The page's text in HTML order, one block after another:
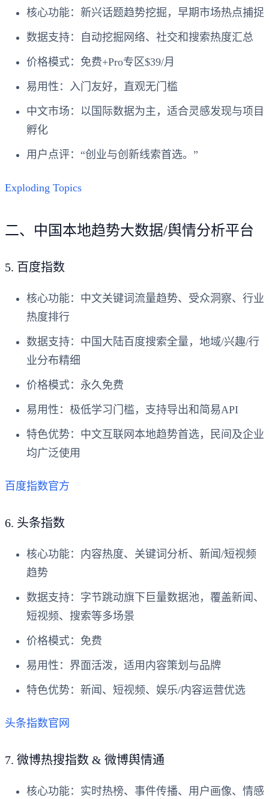
核心功能：新兴话题趋势挖掘，早期市场热点捕捉
数据支持：自动挖掘网络、社交和搜索热度汇总
价格模式：免费+Pro专区$39/月
易用性 ：入门友好，直观无门槛
中文市场 ：以国际数据为主，适合灵感发现与项目
孵化
用户点评：“创业与创新线索首选。”
Exploding Topics
二、中国本地趋势大数据/舆情分析平台
5. 百度指数
核心功能：中文关键词流量趋势、受众洞察、行业
热度排行
数据支持：中国大陆百度搜索全量，地域/兴趣/行
业分布精细
价格模式：永久免费
易用性 ：极低学习门槛，支持导出和简易API
特色优势：中文互联网本地趋势首选，民间及企业
均广泛使用
百度指数官方
6. 头条指数
核心功能：内容热度、关键词分析、新闻/短视频
趋势
数据支持：字节跳动旗下巨量数据池，覆盖新闻、
短视频、搜索等多场景
价格模式：免费
易用性 ：界面活泼，适用内容策划与品牌
特色优势：新闻、短视频、娱乐/内容运营优选
头条指数官网
7. 微博热搜指数 & 微博舆情通
核心功能：实时热榜、事件传播、用户画像、情感